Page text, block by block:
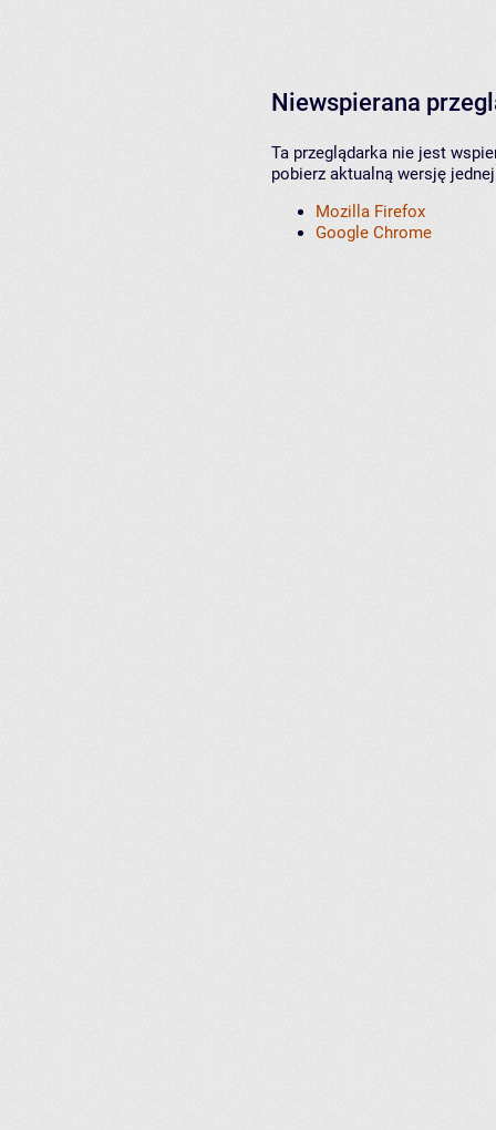
Niewspierana
Ta przeglądarka nie jest
pobierz aktualną wersję
Mozilla Firefox
Google Chrome